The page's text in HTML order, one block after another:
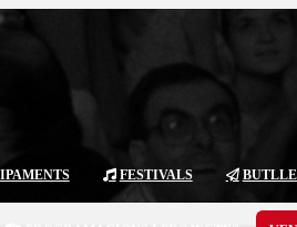
FESTIVALS